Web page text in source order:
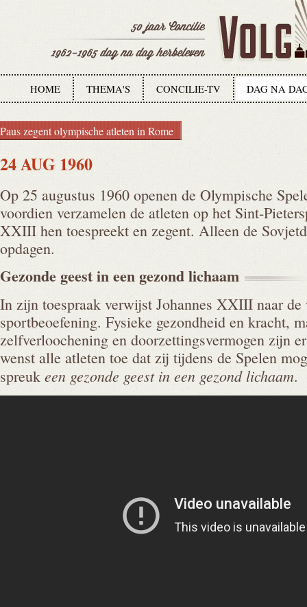
HOME THEMA'S CONCILIE-TV DAG NA
Paus zegent olympische atleten in Rome
24 AUG 1960
Op 25 augustus 1960 openen de Olympische
voordien verzamelen de atleten op het Sint-
XXIII hen toespreekt en zegent. Alleen de
opdagen.
Gezonde geest in een gezondlichaam
In zijn toespraak verwijst Johannes XXIII naar de
sportbeoefening. Fysieke gezondheid en kracht,
zelfverloochening en doorzettingsvermogen zijn
wenst alle atleten toe dat zij tijdens de Spelen
spreuk een gezonde geest in een gezond lichaam.